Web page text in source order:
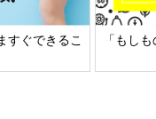
すぐできるこ
「もし